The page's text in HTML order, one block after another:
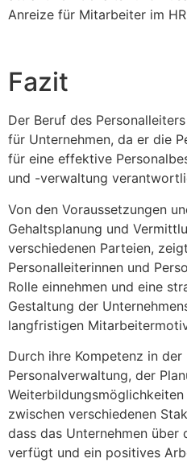
Anreize für Mitarbeiter im
Fazit
Der Beruf des
für Unternehmen, da er die
für eine effektive
und -verwaltung
Von den Voraussetzungen
Gehaltsplanung und
verschiedenen Parteien,
Personalleiterinnen und
Rolle einnehmen und eine
Gestaltung der
langfristigen
Durch ihre Kompetenz in
Personalverwaltung, der
zwischen verschiedenen
dass das Unternehmen
verfügt und ein positives